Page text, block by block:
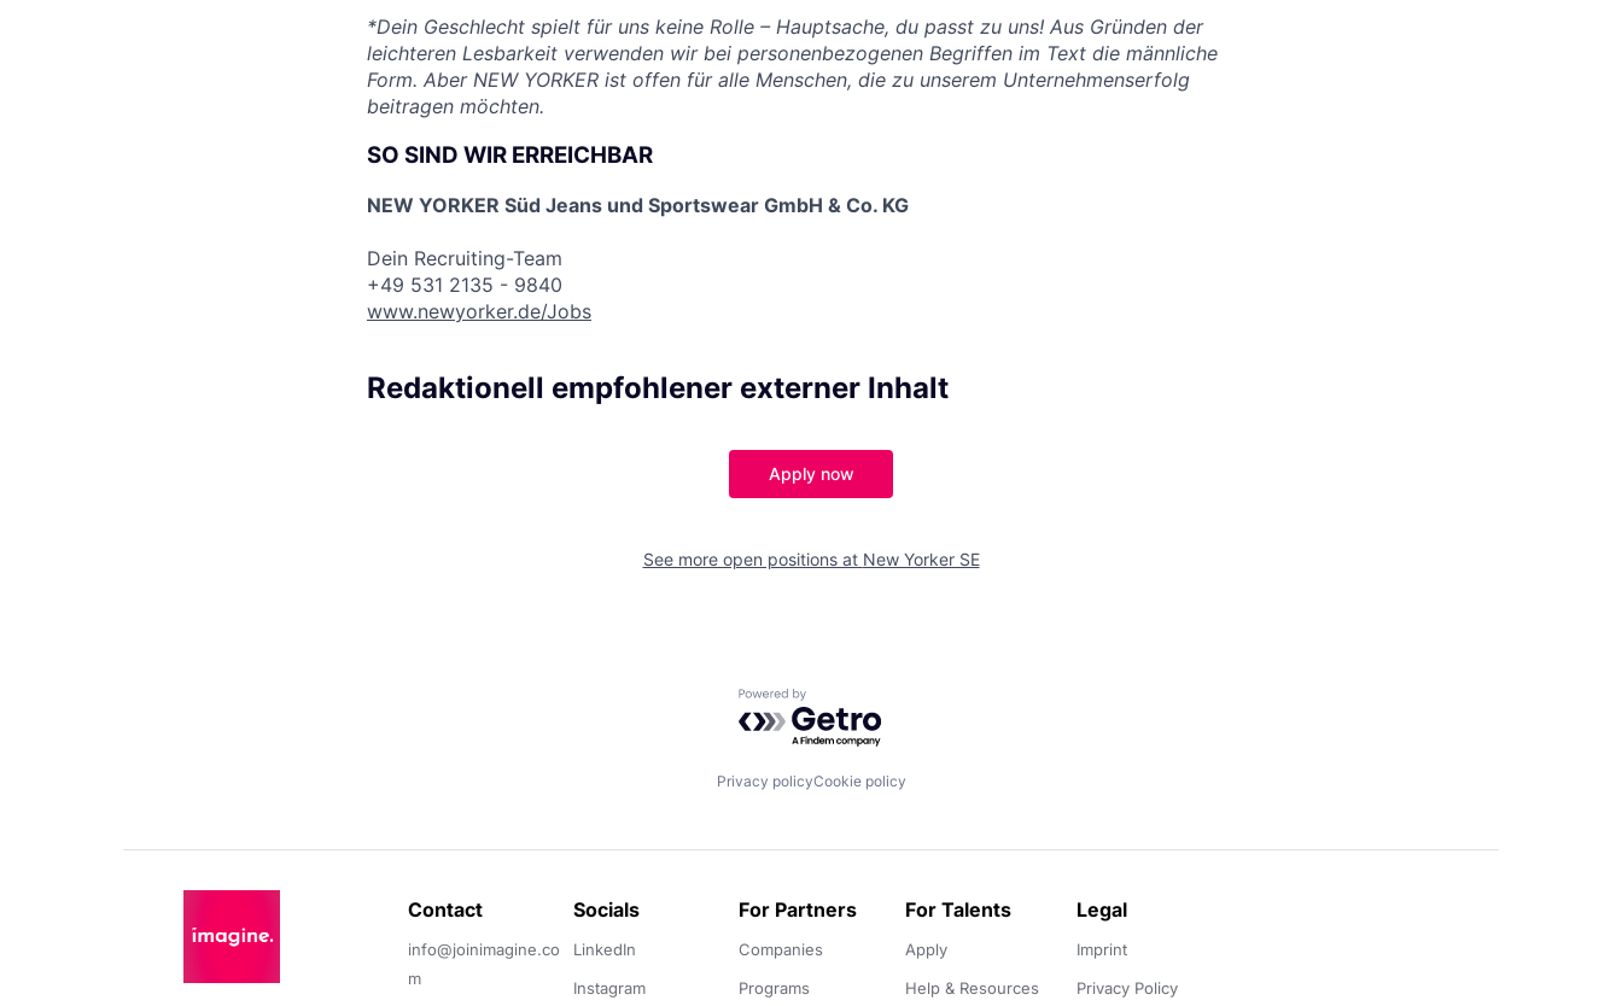
*Dein Geschlecht spielt für uns keine Rolle – Hauptsache, du passt zu uns! Aus Gründen der
leichteren Lesbarkeit verwenden wir bei personenbezogenen Begriffen im Text die männliche
Form. Aber NEW YORKER ist offen für alle Menschen, die zu unserem Unternehmenserfolg
beitragen möchten.
SO SIND WIR ERREICHBAR
NEW YORKER Süd Jeans und Sportswear GmbH & Co. KG
Dein Recruiting-Team
+49 531 2135 - 9840
www.newyorker.de/Jobs
Redaktionell empfohlener externer Inhalt
Apply now
See more open positions at New Yorker SE
Powered by Getro.com
Privacy policyCookie policy
Contact
info@joinimagine.co
m
Socials
LinkedIn
Instagram
For Partners
Companies
Programs
For Talents
Apply
Help & Resources
Legal
Imprint
Privacy Policy